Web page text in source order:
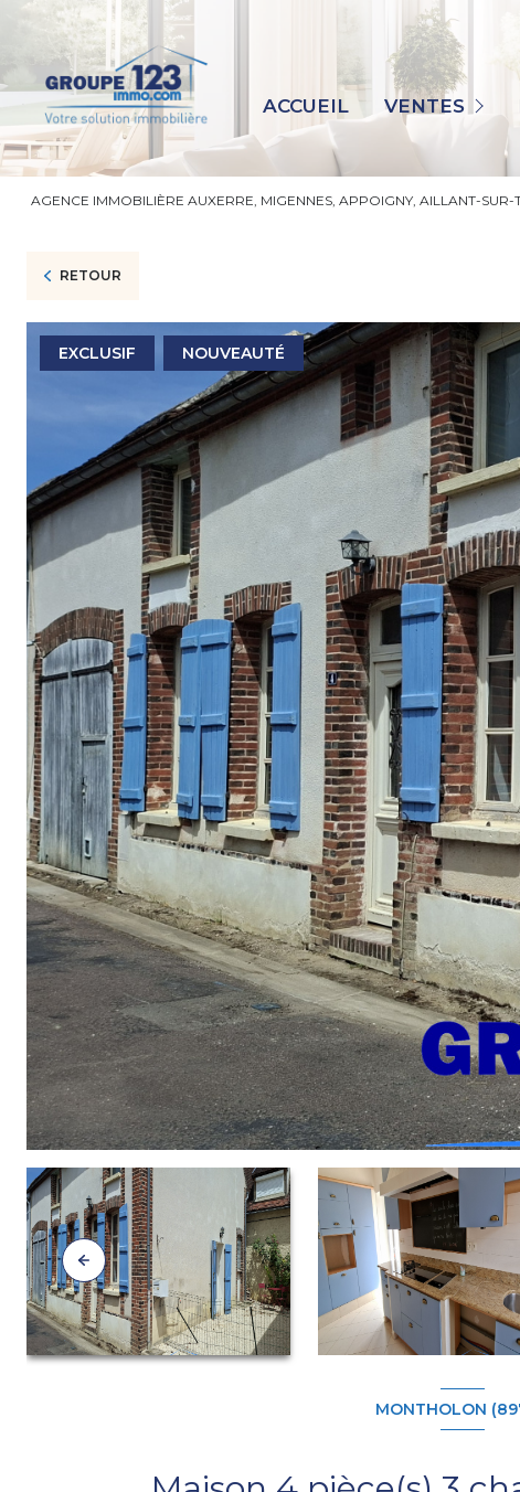
ACCUEIL VENTES
MAISONS
APPARTEMENTS
IMMEUBLES
IMMO PRO
AGENCE IMMOBILIÈRE AUXERRE, MIGENNES, APPOIGNY, AILLANT-SUR-
RETOUR
EXCLUSIF NOUVEAUTÉ
MONTHOLON